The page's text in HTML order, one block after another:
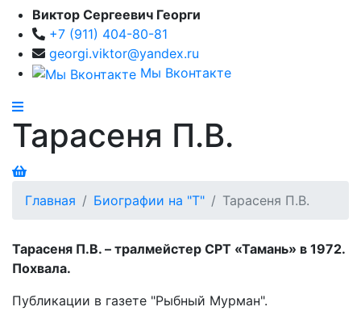
Виктор Сергеевич Георги
+7 (911) 404-80-81
georgi.viktor@yandex.ru
Мы Вконтакте
Тарасеня П.В.
Главная Биографии на "Т" Тарасеня П.В.
Тарасеня П.В. – тралмейстер СРТ «Тамань» в 1972.
Похвала.
Публикации в газете "Рыбный Мурман".